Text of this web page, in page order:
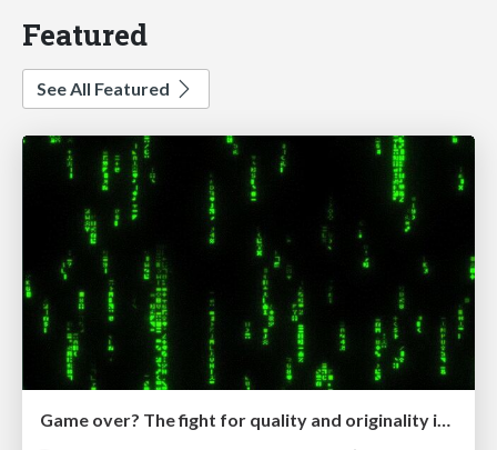
Featured
See All Featured
Game over? The fight for quality and originality in the time of robots